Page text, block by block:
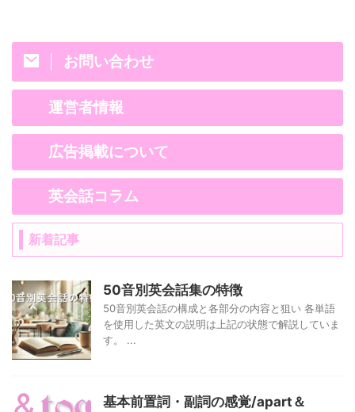
お問い合わせ
運営者情報
広告掲載について
英会話コラム
新着記事
50音別英会話集の特徴
50音別英会話の構成と各部分の内容と狙い 各単語
を使用した英文の説明は上記の状態で解説していま
す。 ...
基本前置詞・副詞の感覚/apart＆